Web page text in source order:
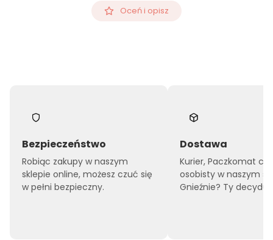
Oceń i opisz
Bezpieczeństwo
Robiąc zakupy w naszym
sklepie online, możesz czuć się
w pełni bezpieczny.
Dostawa
Kurier, Paczkomat
osobisty w naszym
Gnieźnie? Ty